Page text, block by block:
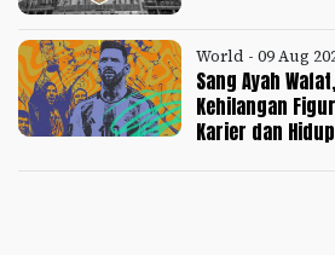
World - 09 Aug
Sang Ayah
Kehilangan
Karier dan